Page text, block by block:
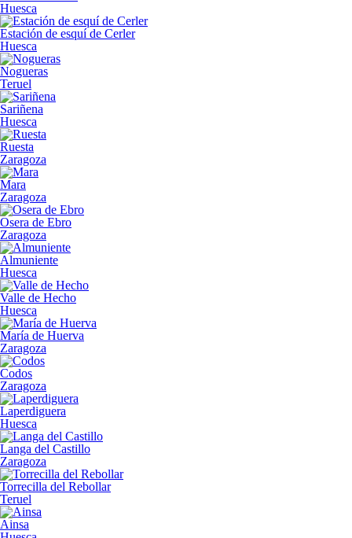
Huesca
Estación de esquí de Cerler
Huesca
Nogueras
Teruel
Sariñena
Huesca
Ruesta
Zaragoza
Mara
Zaragoza
Osera de Ebro
Zaragoza
Almuniente
Huesca
Valle de Hecho
Huesca
María de Huerva
Zaragoza
Codos
Zaragoza
Laperdiguera
Huesca
Langa del Castillo
Zaragoza
Torrecilla del Rebollar
Teruel
Ainsa